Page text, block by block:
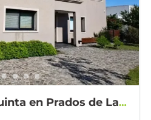
en Prados de La